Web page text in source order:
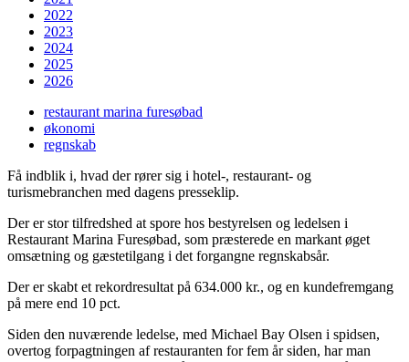
2022
2023
2024
2025
2026
restaurant marina furesøbad
økonomi
regnskab
Få indblik i, hvad der rører sig i hotel-, restaurant- og
turismebranchen med dagens presseklip.
Der er stor tilfredshed at spore hos bestyrelsen og ledelsen i
Restaurant Marina Furesøbad, som præsterede en markant øget
omsætning og gæstetilgang i det forgangne regnskabsår.
Der er skabt et rekordresultat på 634.000 kr., og en kundefremgang
på mere end 10 pct.
Siden den nuværende ledelse, med Michael Bay Olsen i spidsen,
overtog forpagtningen af restauranten for fem år siden, har man